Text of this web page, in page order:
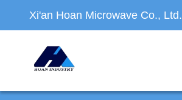
Xi'an Hoan Microwave Co., Ltd.